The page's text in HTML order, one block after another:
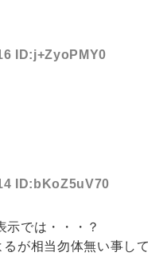
ID:j+ZyoPMY0
ID:bKoZ5uV70
示では・・・？
が相当勿体無い事して